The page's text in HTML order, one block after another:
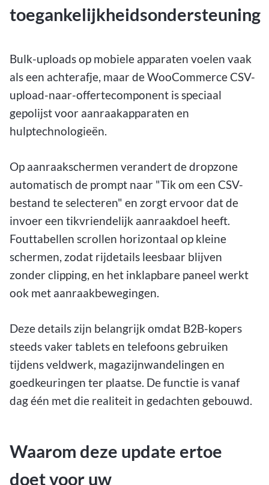
toegankelijkheidsondersteuning
Bulk-uploads op mobiele apparaten voelen vaak
als een achterafje, maar de WooCommerce CSV-
upload-naar-offertecomponent is speciaal
gepolijst voor aanraakapparaten en
hulptechnologieën.
Op aanraakschermen verandert de dropzone
automatisch de prompt naar "Tik om een CSV-
bestand te selecteren" en zorgt ervoor dat de
invoer een tikvriendelijk aanraakdoel heeft.
Fouttabellen scrollen horizontaal op kleine
schermen, zodat rijdetails leesbaar blijven
zonder clipping, en het inklapbare paneel werkt
ook met aanraakbewegingen.
Deze details zijn belangrijk omdat B2B-kopers
steeds vaker tablets en telefoons gebruiken
tijdens veldwerk, magazijnwandelingen en
goedkeuringen ter plaatse. De functie is vanaf
dag één met die realiteit in gedachten gebouwd.
Waarom deze update ertoe
doet voor uw